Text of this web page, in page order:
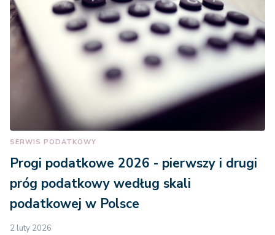
SERWIS PODATKOWY
Progi podatkowe 2026 - pierwszy i drugi
próg podatkowy według skali
podatkowej w Polsce
2 luty 2026